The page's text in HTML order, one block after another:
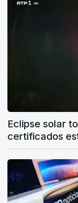
Eclipse solar
certificados